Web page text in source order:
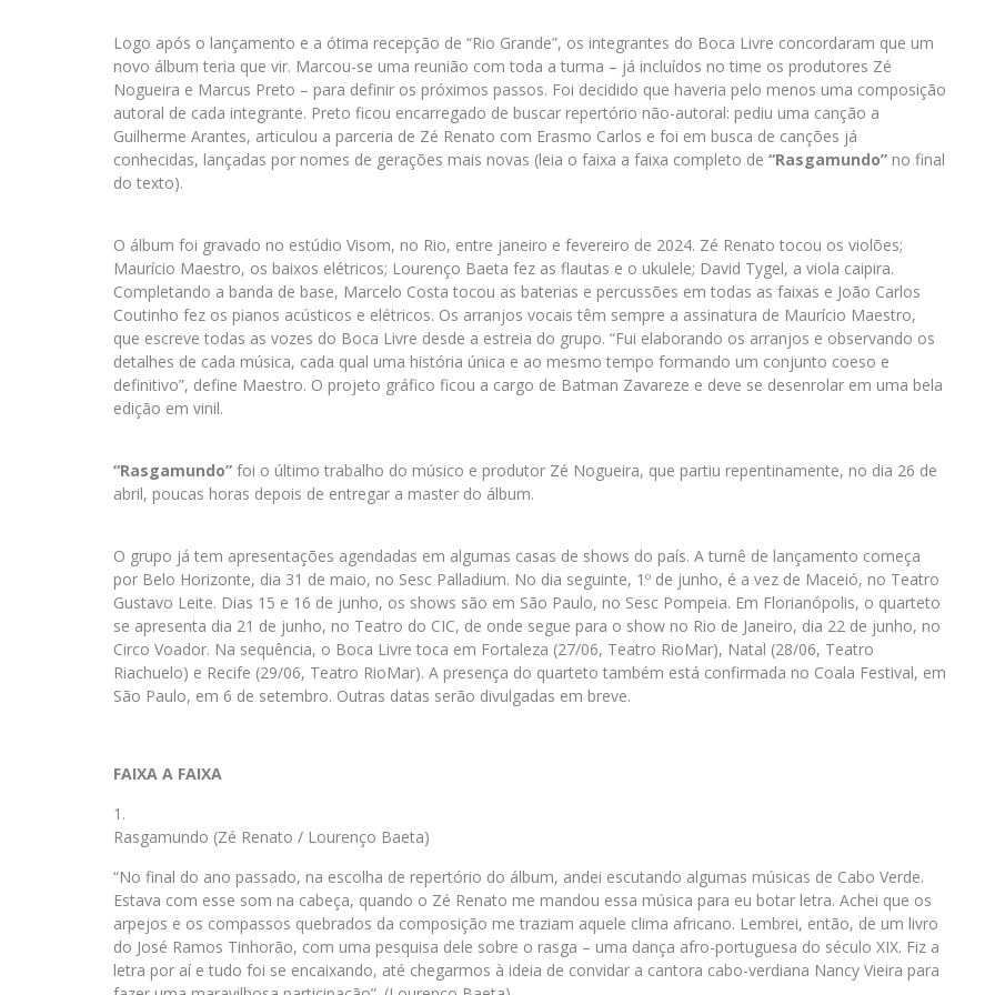
Logo após o lançamento e a ótima recepção de “Rio Grande”, os integrantes do Boca Livre concordaram que um
novo álbum teria que vir. Marcou-se uma reunião com toda a turma – já incluídos no time os produtores Zé
Nogueira e Marcus Preto – para definir os próximos passos. Foi decidido que haveria pelo menos uma composição
autoral de cada integrante. Preto ficou encarregado de buscar repertório não-autoral: pediu uma canção a
Guilherme Arantes, articulou a parceria de Zé Renato com Erasmo Carlos e foi em busca de canções já
conhecidas, lançadas por nomes de gerações mais novas (leia o faixa a faixa completo de “Rasgamundo” no final
do texto).
O álbum foi gravado no estúdio Visom, no Rio, entre janeiro e fevereiro de 2024. Zé Renato tocou os violões;
Maurício Maestro, os baixos elétricos; Lourenço Baeta fez as flautas e o ukulele; David Tygel, a viola caipira.
Completando a banda de base, Marcelo Costa tocou as baterias e percussões em todas as faixas e João Carlos
Coutinho fez os pianos acústicos e elétricos. Os arranjos vocais têm sempre a assinatura de Maurício Maestro,
que escreve todas as vozes do Boca Livre desde a estreia do grupo. “Fui elaborando os arranjos e observando os
detalhes de cada música, cada qual uma história única e ao mesmo tempo formando um conjunto coeso e
definitivo”, define Maestro. O projeto gráfico ficou a cargo de Batman Zavareze e deve se desenrolar em uma bela
edição em vinil.
“Rasgamundo” foi o último trabalho do músico e produtor Zé Nogueira, que partiu repentinamente, no dia 26 de
abril, poucas horas depois de entregar a master do álbum.
O grupo já tem apresentações agendadas em algumas casas de shows do país. A turnê de lançamento começa
por Belo Horizonte, dia 31 de maio, no Sesc Palladium. No dia seguinte, 1º de junho, é a vez de Maceió, no Teatro
Gustavo Leite. Dias 15 e 16 de junho, os shows são em São Paulo, no Sesc Pompeia. Em Florianópolis, o quarteto
se apresenta dia 21 de junho, no Teatro do CIC, de onde segue para o show no Rio de Janeiro, dia 22 de junho, no
Circo Voador. Na sequência, o Boca Livre toca em Fortaleza (27/06, Teatro RioMar), Natal (28/06, Teatro
Riachuelo) e Recife (29/06, Teatro RioMar). A presença do quarteto também está confirmada no Coala Festival, em
São Paulo, em 6 de setembro. Outras datas serão divulgadas em breve.
FAIXA A FAIXA
Rasgamundo (Zé Renato / Lourenço Baeta)
“No final do ano passado, na escolha de repertório do álbum, andei escutando algumas músicas de Cabo Verde.
Estava com esse som na cabeça, quando o Zé Renato me mandou essa música para eu botar letra. Achei que os
arpejos e os compassos quebrados da composição me traziam aquele clima africano. Lembrei, então, de um livro
do José Ramos Tinhorão, com uma pesquisa dele sobre o rasga – uma dança afro-portuguesa do século XIX. Fiz a
letra por aí e tudo foi se encaixando, até chegarmos à ideia de convidar a cantora cabo-verdiana Nancy Vieira para